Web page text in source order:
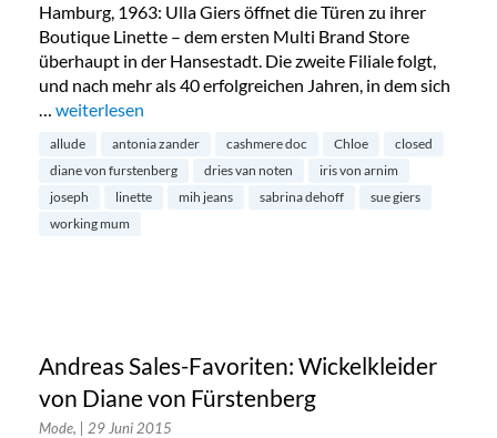
Hamburg, 1963: Ulla Giers öffnet die Türen zu ihrer
Boutique Linette – dem ersten Multi Brand Store
überhaupt in der Hansestadt. Die zweite Filiale folgt,
und nach mehr als 40 erfolgreichen Jahren, in dem sich
… „Linette: ausgewählte Designermode in Eppendorf und
weiterlesen
allude antonia zander cashmere doc Chloe
closed
diane von furstenberg
dries van noten
iris von arnim
joseph
linette mih jeans sabrina dehoff
sue giers
working mum
Andreas Sales-Favoriten: Wickelkleider
von Diane von Fürstenberg
Mode, | 29 Juni 2015